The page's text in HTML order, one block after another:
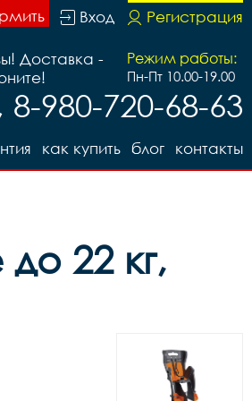
Регистрация
Вход
Режим работы:
Пн-Пт 10.00-19.00
Доставка -
8-980-720-68-63
контакты
блог
как купить
22 кг,